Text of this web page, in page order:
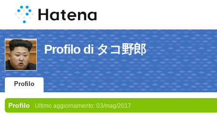
Profilo di タコ野郎
Profilo
Profilo Ultimo aggiornamento: 03/mag/2017